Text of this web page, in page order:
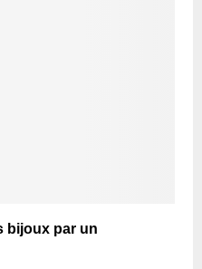
bijoux par un